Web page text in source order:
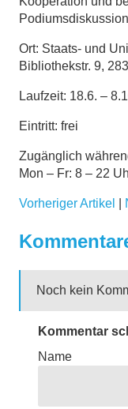
Ort: Staats- und
Bibliothekstr. 9,
Laufzeit: 18.6. –
Eintritt: frei
Zugänglich
Mon – Fr: 8 – 22
Vorheriger Artikel
Noch kein
Kommentar
Name